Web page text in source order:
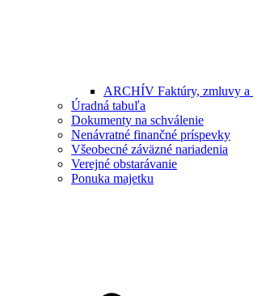
ARCHÍV Faktúry, zmluvy a
Úradná tabuľa
Dokumenty na schválenie
Nenávratné finančné príspevky
Všeobecné záväzné nariadenia
Verejné obstarávanie
Ponuka majetku